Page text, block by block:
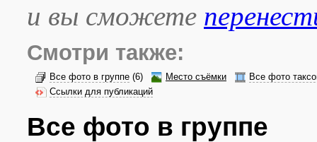
и вы сможете
Смотри также:
Все фото в группе (6) Место съёмки
Все фото
Ссылки для публикаций
Все фото в группе